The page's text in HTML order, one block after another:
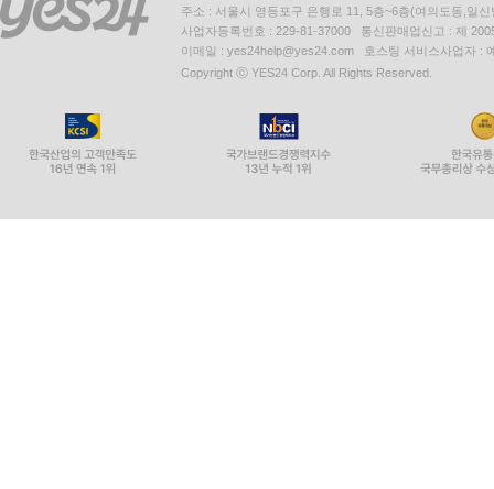
주소 : 서울시 영등포구 은행로 11, 5층~6층(여의도동,일신
사업자등록번호 : 229-81-37000 통신판매업신고 : 제
이메일 : yes24help@yes24.com 호스팅 서비스사업자 :
Copyright ⓒ YES24 Corp. All Rights Reserved.